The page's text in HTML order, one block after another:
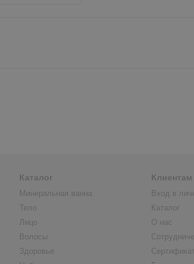
Каталог
Минеральная ванна
Тело
Лицо
Волосы
Здоровье
Клиентам
Вход в
Каталог
О нас